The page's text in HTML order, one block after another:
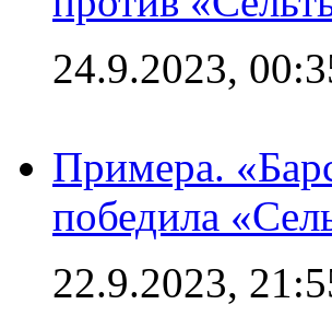
24.9.2023,
Примера.
победила
22.9.2023,